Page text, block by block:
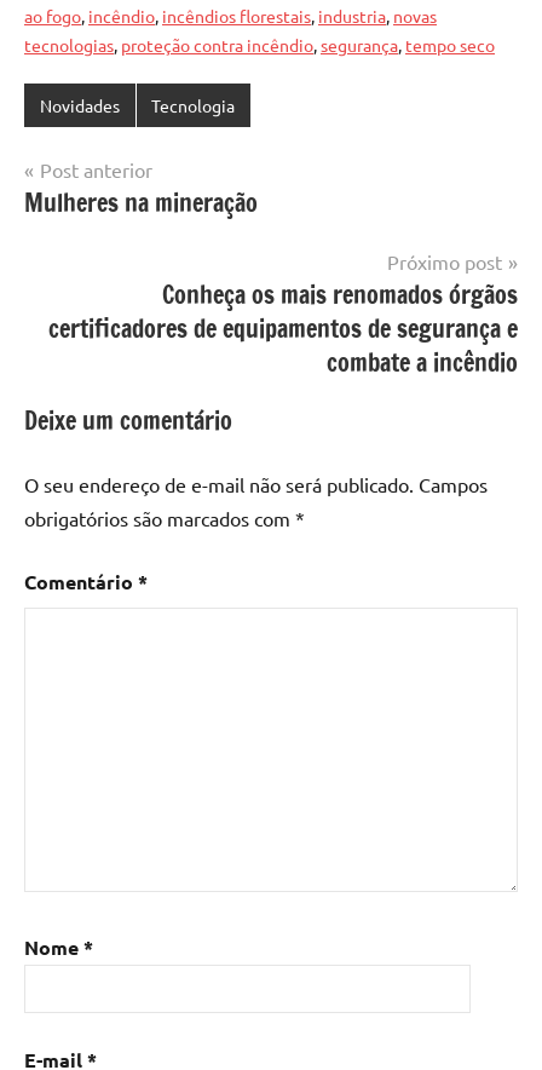
ao fogo, incêndio, incêndios florestais, industria, novas
tecnologias, proteção contra incêndio,segurança, tempo seco
Novidades Tecnologia
Navegação
de
Post anterior
Mulheres na mineração
Próximo post
Conheça os mais renomados órgãos
certificadores de equipamentos de segurança e
combate a incêndio
Deixe um comentário
O seu endereço de e-mail não será publicado. Campos
obrigatórios são marcados com *
Comentário *
Nome*
E-mail*